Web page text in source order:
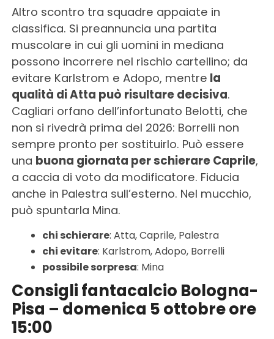
Altro scontro tra squadre appaiate in
classifica. Si preannuncia una partita
muscolare in cui gli uomini in mediana
possono incorrere nel rischio cartellino; da
evitare Karlstrom e Adopo, mentre la
qualità di Atta può risultare decisiva.
Cagliari orfano dell’infortunato Belotti, che
non si rivedrà prima del 2026: Borrelli non
sempre pronto per sostituirlo. Può essere
una buona giornata per schierare Caprile,
a caccia di voto da modificatore. Fiducia
anche in Palestra sull’esterno. Nel mucchio,
può spuntarla Mina.
chi schierare: Atta, Caprile, Palestra
chi evitare: Karlstrom, Adopo, Borrelli
possibile sorpresa: Mina
Consigli fantacalcio Bologna-
Pisa – domenica 5 ottobre ore
15:00